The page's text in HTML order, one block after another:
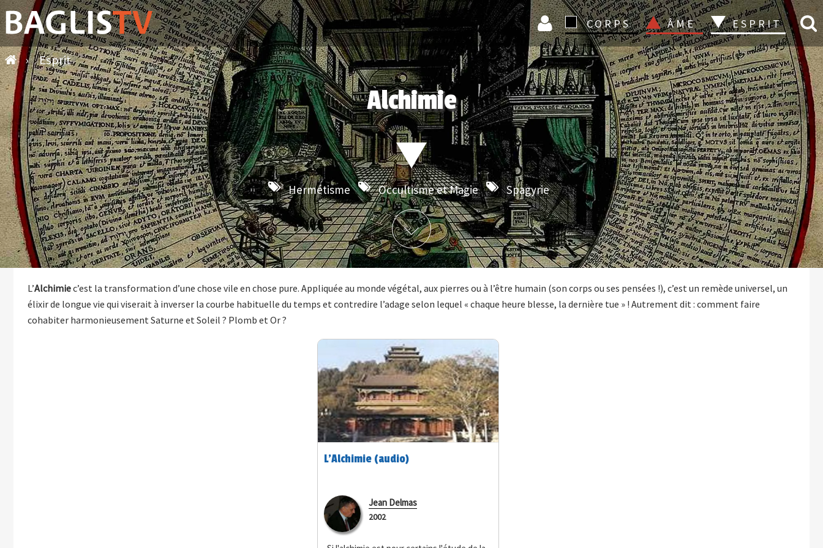
CONNEXION
CORPS ÂME ESPRIT
› Esprit
Alchimie
Hermétisme Occultisme et Magie Spagyrie
Plus d'info
L’Alchimiec’est la transformation d’une chose vile en chose pure. Appliquée au monde végétal, aux pierres ou à l’être humain (son corps ou ses pensées !), c’est un remède universel, un
élixir de longue vie qui viserait à inverser la courbe habituelle du temps et contredire l’adage selon lequel « chaque heure blesse, la dernière tue » ! Autrement dit : comment faire
cohabiter harmonieusement Saturne et Soleil ? Plomb et Or ?
L'Alchimie (audio)
Jean Delmas
2002